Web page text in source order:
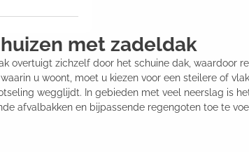
met zadeldak
overtuigt zichzelf door het schuine dak,
u woont, moet u kiezen voor een steilere of
wegglijdt. In gebieden met veel neerslag is
afvalbakken en bijpassende regengoten toe te